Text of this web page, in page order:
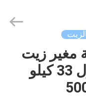
مغير زيت
مغمورة توزيع محول 33 كيلو